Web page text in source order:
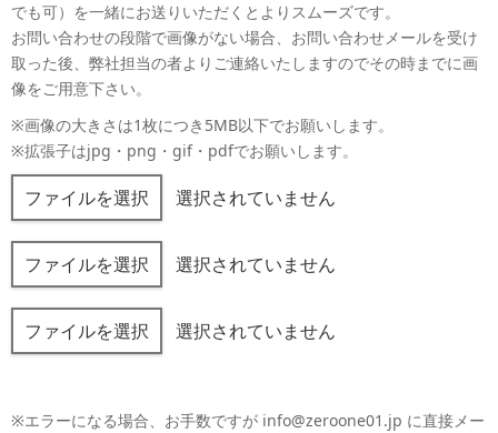
でも可）を一緒にお送りいただくとよりスムーズです。
お問い合わせの段階で画像がない場合、お問い合わせメールを受け
取った後、弊社担当の者よりご連絡いたしますのでその時までに画
像をご用意下さい。
※画像の大きさは1枚につき5MB以下でお願いします。
※拡張子はjpg・png・gif・pdfでお願いします。
ファイルを選択 選択されていません
ファイルを選択 選択されていません
ファイルを選択 選択されていません
※エラーになる場合、お手数ですが info@zeroone01.jp に直接メー